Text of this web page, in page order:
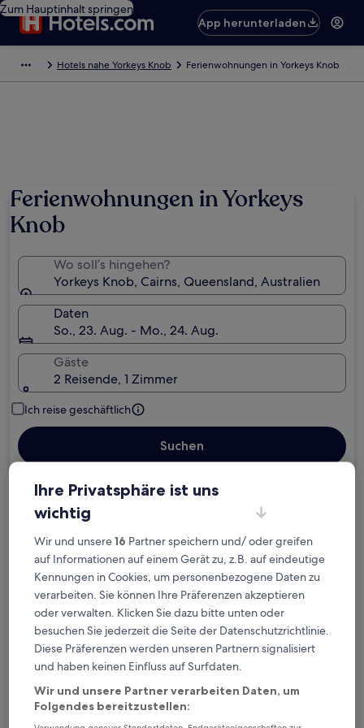
Zum Hauptinhalt springen
App herunterladen
Hotels nahe Yorkeys Knob Ferienwohnungen in Yorkeys Knob
Ferienwohnungen in Yorkeys
Knob
Wo soll’s hingehen?
Yorkeys Knob, Cairns, Queensland, Australien
Daten
So., 23. Aug. - Mo., 24. Aug.
Gäste
2 Reisende, 1 Zimmer
Ich reise geschäftlich
Suchen
Kostenlose Stornierung bei
Planänderungen
Verdiene Prämien für jede
wahrgenommene Übernachtung
Mehr sparen mit Preisen für Mitglieder
Überprüfe die Preise für diese Daten
Ihre Privatsphäre ist uns
wichtig
Wir und unsere16 Partner speichern und/ oder greifen
auf Informationen auf einem Gerät zu, z.B. auf eindeutige
Kennungen in Cookies, um personenbezogene Daten zu
verarbeiten. Sie können Ihre Präferenzen akzeptieren
oder verwalten. Klicken Sie dazu bitte unten oder
besuchen Sie jederzeit die Seite der Datenschutzrichtlinie.
Diese Präferenzen werden unseren Partnern signalisiert
und haben keinen Einfluss auf Surfdaten.
Wir und unsere Partner verarbeiten Daten, um
Folgendes bereitzustellen: